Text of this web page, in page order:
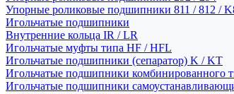
Упорные роликовые подшипники 811 / 812 /
Игольчатые подшипники
Внутренние кольца IR / LR
Игольчатые муфты типа HF / HFL
Игольчатые подшипники (сепаратор) K / KT
Игольчатые подшипники комбинированного
Игольчатые подшипники